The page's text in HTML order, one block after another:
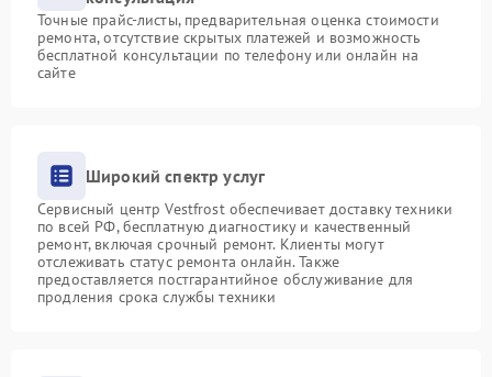
Точные прайс-листы, предварительная оценка стоимости
ремонта, отсутствие скрытых платежей и возможность
бесплатной консультации по телефону или онлайн на
сайте
Широкий спектр услуг
Сервисный центр Vestfrost обеспечивает доставку техники
по всей РФ, бесплатную диагностику и качественный
ремонт, включая срочный ремонт. Клиенты могут
отслеживать статус ремонта онлайн. Также
предоставляется постгарантийное обслуживание для
продления срока службы техники